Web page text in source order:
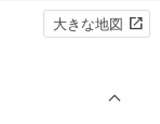
大きな地図